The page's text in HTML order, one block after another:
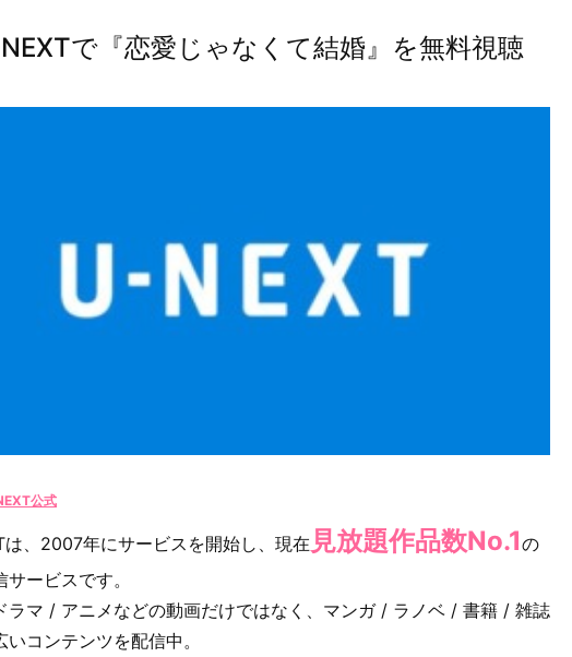
で『恋愛じゃなくて結婚』を無料視聴
公式
は、2007年にサービスを開始し、現在 見放題作品数No.1の
ービスです。
ラマ / アニメなどの動画だけではなく、マンガ / ラノベ / 書籍 / 雑誌
いコンテンツを配信中。